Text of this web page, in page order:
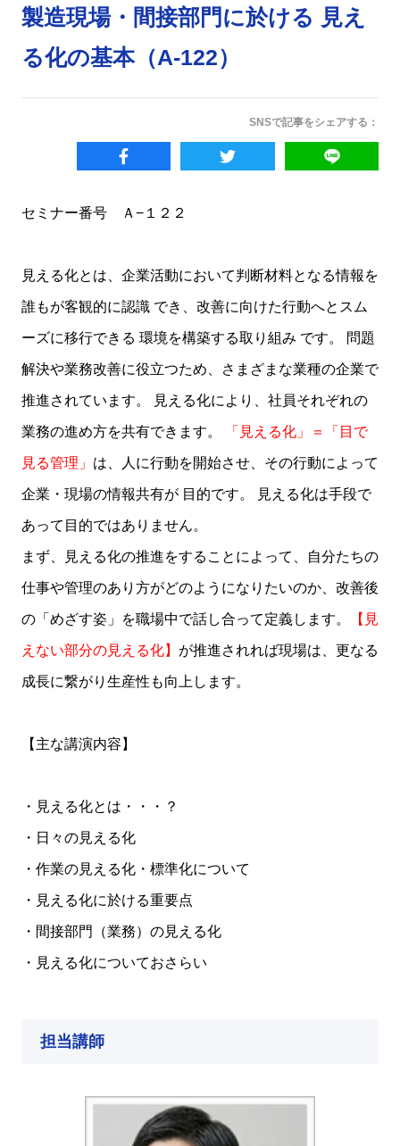
製造現場・間接部門に於ける 見え
る化の基本（A-122）
SNSで記事をシェアする：
セミナー番号 Ａ−１２２
見える化とは、企業活動において判断材料となる情報を
誰もが客観的に認識 でき、改善に向けた行動へとスム
ーズに移行できる 環境を構築する取り組み です。 問題
解決や業務改善に役立つため、さまざまな業種の企業で
推進されています。 見える化により、社員それぞれの
業務の進め方を共有できます。 「見える化」＝「目で
見る管理」 は、人に行動を開始させ、その行動によって
企業・現場の情報共有が 目的です。 見える化は手段で
あって目的ではありません。
まず、見える化の推進をすることによって、自分たちの
仕事や管理のあり方がどのようになりたいのか、改善後
の「めざす姿」を職場中で話し合って定義します。 【見
えない部分の見える化】 が推進されれば現場は、更なる
成長に繋がり生産性も向上します。
【主な講演内容】
・見える化とは・・・？
・日々の見える化
・作業の見える化・標準化について
・見える化に於ける重要点
・間接部門（業務）の見える化
・見える化についておさらい
担当講師